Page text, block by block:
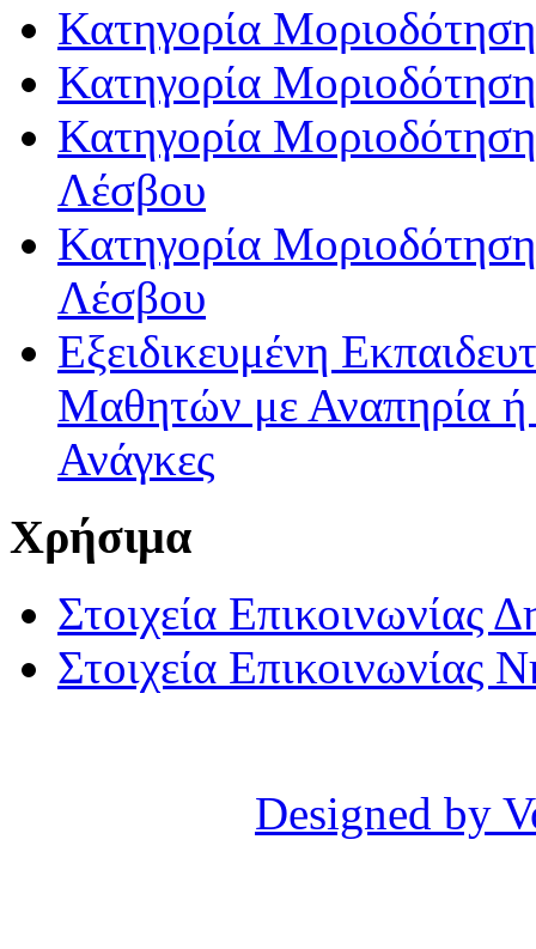
Κατηγορία
Κατηγορία
Κατηγορία
Λέσβου
Κατηγορία
Λέσβου
Εξειδικευμένη
Μαθητών με Αναπηρία ή /
Ανάγκες
Χρήσιμα
Στοιχεία Επικοινωνίας
Στοιχεία Επικοινωνίας
Designed by